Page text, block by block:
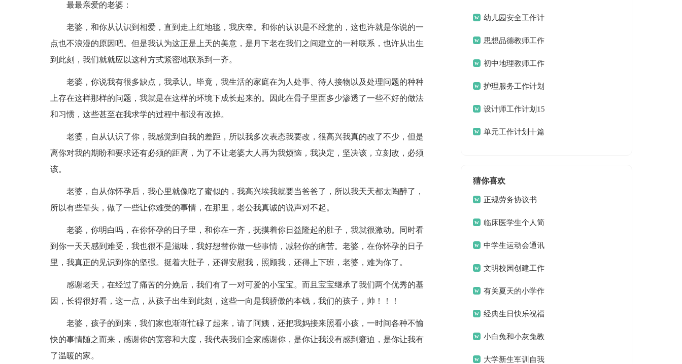
最最亲爱的老婆：
老婆，和你从认识到相爱，直到走上红地毯，我庆幸。和你的认识是不经意的，这也许就是你说的一
点也不浪漫的原因吧。但是我认为这正是上天的美意，是月下老在我们之间建立的一种联系，也许从出生
到此刻，我们就就应以这种方式紧密地联系到一齐。
老婆，你说我有很多缺点，我承认。毕竟，我生活的家庭在为人处事、待人接物以及处理问题的种种
上存在这样那样的问题，我就是在这样的环境下成长起来的。因此在骨子里面多少渗透了一些不好的做法
和习惯，这些甚至在我求学的过程中都没有改掉。
老婆，自从认识了你，我感觉到自我的差距，所以我多次表态我要改，很高兴我真的改了不少，但是
离你对我的期盼和要求还有必须的距离，为了不让老婆大人再为我烦恼，我决定，坚决该，立刻改，必须
该。
老婆，自从你怀孕后，我心里就像吃了蜜似的，我高兴埃我就要当爸爸了，所以我天天都太陶醉了，
所以有些晕头，做了一些让你难受的事情，在那里，老公我真诚的说声对不起。
老婆，你明白吗，在你怀孕的日子里，和你在一齐，抚摸着你日益隆起的肚子，我就很激动。同时看
到你一天天感到难受，我也很不是滋味，我好想替你做一些事情，减轻你的痛苦。老婆，在你怀孕的日子
里，我真正的见识到你的坚强。挺着大肚子，还得安慰我，照顾我，还得上下班，老婆，难为你了。
感谢老天，在经过了痛苦的分娩后，我们有了一对可爱的小宝宝。而且宝宝继承了我们两个优秀的基
因，长得很好看，这一点，从孩子出生到此刻，这些一向是我骄傲的本钱，我们的孩子，帅！！！
老婆，孩子的到来，我们家也渐渐忙碌了起来，请了阿姨，还把我妈接来照看小孩，一时间各种不愉
快的事情随之而来，感谢你的宽容和大度，我代表我们全家感谢你，是你让我没有感到窘迫，是你让我有
了温暖的家。
幼儿园安全工作计
划(通用15篇)
思想品德教师工作
计划初中地理教师工作
计划护理服务工作计划
设计师工作计划15
篇 单元工作计划十篇
猜你喜欢
正规劳务协议书
临床医学生个人简
历 中学生运动会通讯
稿15篇文明校园创建工作
方案 13篇
有关夏天的小学作
文3篇经典生日快乐祝福
问候语小白兔和小灰兔教
案 大学新生军训自我